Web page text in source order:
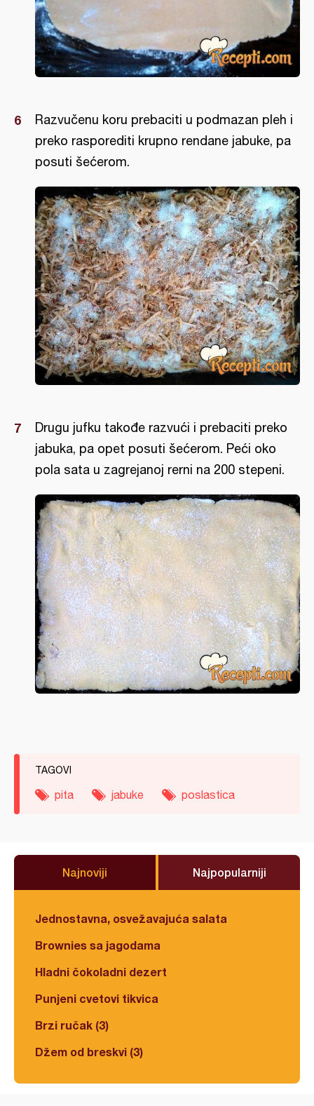
Razvučenu koru prebaciti u podmazan pleh i
preko rasporediti krupno rendane jabuke, pa
posuti šećerom.
Drugu jufku takođe razvući i prebaciti preko
jabuka, pa opet posuti šećerom. Peći oko
pola sata u zagrejanoj rerni na 200 stepeni.
TAGOVI
pita jabuke poslastica
Najnoviji Najpopularniji
Jednostavna, osvežavajuća salata
Brownies sa jagodama
Hladni čokoladni dezert
Punjeni cvetovi tikvica
Brzi ručak (3)
Džem od breskvi (3)